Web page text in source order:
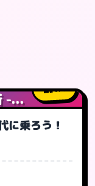
-...
1人
に乗ろう！